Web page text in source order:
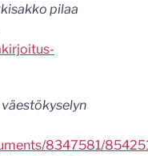
pilaa
8347581/